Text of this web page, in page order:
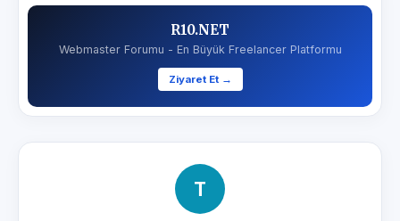
R10.NET
Webmaster Forumu - En Büyük Freelancer Platformu
Ziyaret Et →
T